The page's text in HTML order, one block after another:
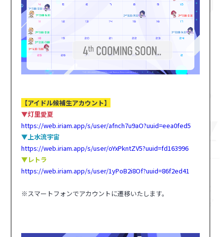
【アイドル候補生アカウント】
▼灯里愛夏
https://web.iriam.app/s/user/afnch7u9aO?uuid=eea0fed5
▼上水流宇宙
https://web.iriam.app/s/user/oYxPkntZV5?uuid=fd163996
▼レトラ
https://web.iriam.app/s/user/1yPoB2i8Of?uuid=86f2ed41
※スマートフォンでアカウントに遷移いたします。